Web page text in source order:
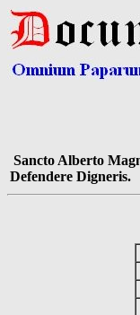
Sancto Alberto
Defendere Digneris.